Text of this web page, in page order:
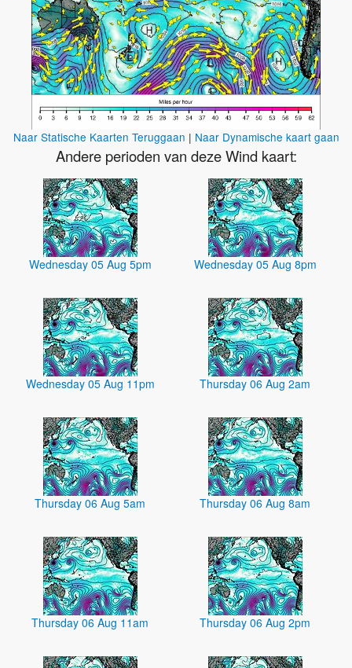
Naar Statische Kaarten Teruggaan | Naar Dynamische kaart gaan
Andere perioden van deze Wind kaart:
Wednesday 05 Aug 5pm Wednesday 05 Aug 8pm
Wednesday 05 Aug 11pm Thursday 06 Aug 2am
Thursday 06 Aug 5am Thursday 06 Aug 8am
Thursday 06 Aug 11am Thursday 06 Aug 2pm